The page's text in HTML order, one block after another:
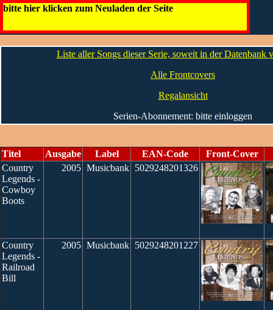
bitte hier klicken zum Neuladen der Seite
Country Legends
Liste aller Songs dieser Serie, soweit in der Datenbank
Alle Frontcovers
Regalansicht
Serien-Abonnement: bitte einloggen
Titel Ausgabe Label EAN-Code
Front-Cover
Country
Legends -
Cowboy
Boots
2005 Musicbank 5029248201326
Country
Legends -
Railroad
Bill
2005 Musicbank 5029248201227